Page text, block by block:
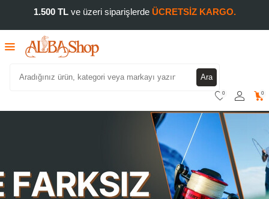
1.500 TLve üzeri siparişlerde ÜCRETSİZ KARGO.
Ara
0 0